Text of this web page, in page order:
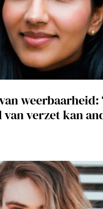
weerbaarheid:
verzet kan